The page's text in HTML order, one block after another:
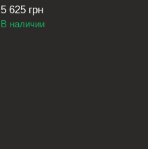
5 625 грн
В наличии